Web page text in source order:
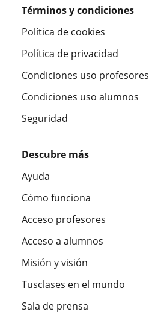
Términos y condiciones
Política de cookies
Política de privacidad
Condiciones uso profesores
Condiciones uso alumnos
Seguridad
Descubre más
Ayuda
Cómo funciona
Acceso profesores
Acceso a alumnos
Misión y visión
Tusclases en el mundo
Sala de prensa